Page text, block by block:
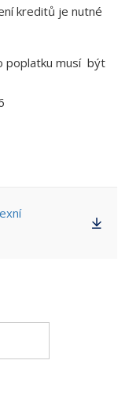
kreditů je nutné
poplatku musí být